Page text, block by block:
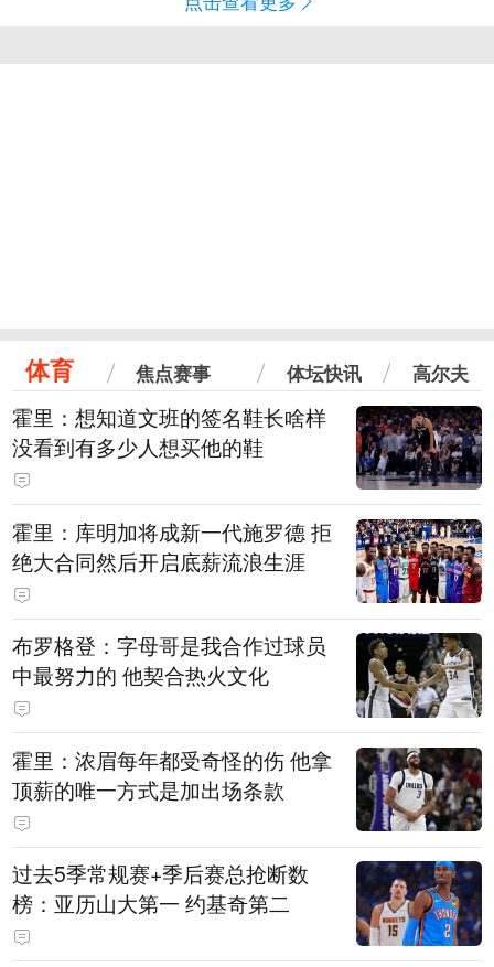
体育 焦点赛事 体坛快讯 高尔夫
霍里：想知道文班的签名鞋长啥样
没看到有多少人想买他的鞋
霍里：库明加将成新一代施罗德 拒
绝大合同然后开启底薪流浪生涯
布罗格登：字母哥是我合作过球员
中最努力的 他契合热火文化
霍里：浓眉每年都受奇怪的伤 他拿
顶薪的唯一方式是加出场条款
过去5季常规赛+季后赛总抢断数
榜：亚历山大第一 约基奇第二